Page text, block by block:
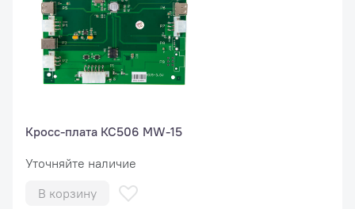
Кросс-плата КС506 MW-15
Уточняйте наличие
В корзину